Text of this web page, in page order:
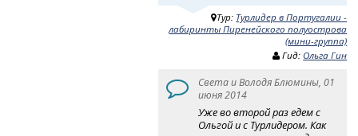
Тур: Турлидер в Португалии -
лабиринты Пиренейского полуострова
(мини-группа)
Гид: Ольга Гин
Света и Володя Блюмины, 01
июня 2014
Уже во второй раз едем с
Ольгой и с Турлидером. Как